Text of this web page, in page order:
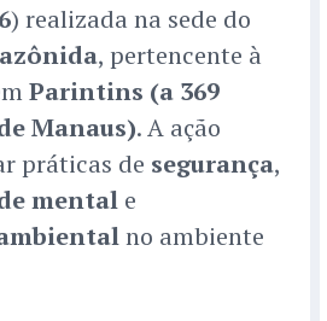
) realizada na sede do
, pertencente à
Parintins (a 369
Manaus). A ação
práticas de segurança,
mental e
no ambiente